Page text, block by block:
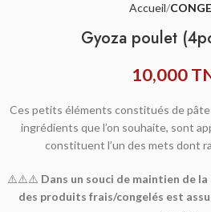
Accueil
Gyoza poulet
10,000
Ces petits éléments constitués de
ingrédients que l’on souhaite, sont
constituent l’un des mets dont
⚠️⚠️⚠️ Dans un souci de maintien de
des produits frais/congelés est